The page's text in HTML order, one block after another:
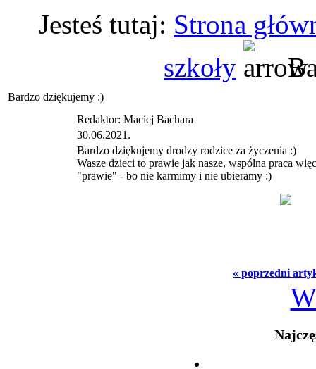
Jesteś tutaj: Strona
szkoły
Bardzo dziękujemy :)
Redaktor: Maciej Bachara
30.06.2021.
Bardzo dziękujemy drodzy rodzice za życzenia :)
Wasze dzieci to prawie jak nasze, wspólna praca
"prawie" - bo nie karmimy i nie ubieramy :)
« poprzedni